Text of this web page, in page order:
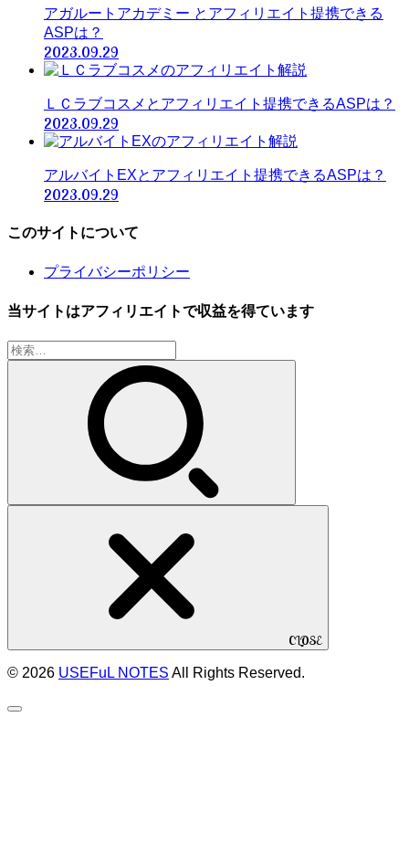
アガルートアカデミー とアフィリエイト提携できる
ASPは？
2023.09.29
ＬＣラブコスメとアフィリエイト提携できるASPは？
2023.09.29
アルバイトEXとアフィリエイト提携できるASPは？
2023.09.29
このサイトについて
プライバシーポリシー
当サイトはアフィリエイトで収益を得ています
検
索:
CLOSE
© 2026 USEFuL NOTES All Rights Reserved.